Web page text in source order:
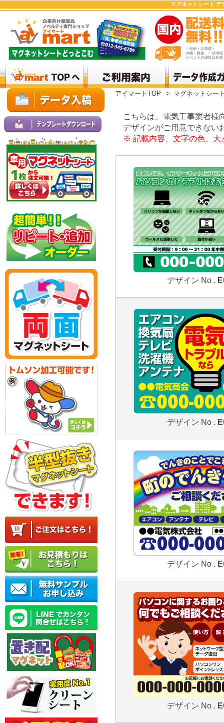
マグネットシート
アイマートTOP > マグネットシー
こちらは、電気工事業者様
デザインがご用意できない
※ 記載内容、文字の色、大
デザイン No .
デザイン No .
デザイン No .
デザイン No .